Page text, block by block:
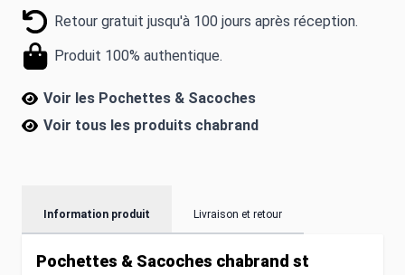
Retour gratuit jusqu'à 100 jours après réception.
Produit 100% authentique.
Voir les Pochettes & Sacoches
Voir tous les produits chabrand
Information produit Livraison et retour
Pochettes & Sacoches chabrand st